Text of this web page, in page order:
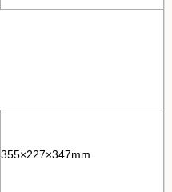
355×227×347mm